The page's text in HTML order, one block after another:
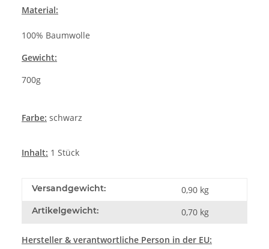
Material:
100% Baumwolle
Gewicht:
700g
Farbe: schwarz
Inhalt: 1 Stück
Versandgewicht: 0,90 kg
Artikelgewicht: 0,70 kg
Hersteller & verantwortliche Person in der EU: